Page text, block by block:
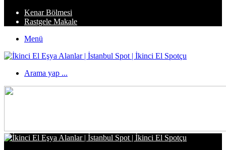
Kenar Bölmesi
Rastgele Makale
Menü
Arama yap ...